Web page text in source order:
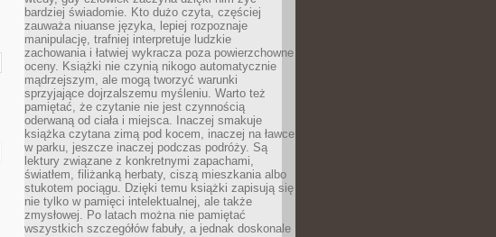
bardziej świadomie. Kto dużo czyta, częściej
zauważa niuanse języka, lepiej rozpoznaje
manipulację, trafniej interpretuje ludzkie
zachowania i łatwiej wykracza poza powierzchowne
oceny. Książki nie czynią nikogo automatycznie
mądrzejszym, ale mogą tworzyć warunki
sprzyjające dojrzalszemu myśleniu. Warto też
pamiętać, że czytanie nie jest czynnością
oderwaną od ciała i miejsca. Inaczej smakuje
książka czytana zimą pod kocem, inaczej na ławce
w parku, jeszcze inaczej podczas podróży. Są
lektury związane z konkretnymi zapachami,
światłem, filiżanką herbaty, ciszą mieszkania albo
stukotem pociągu. Dzięki temu książki zapisują się
nie tylko w pamięci intelektualnej, ale także
zmysłowej. Po latach można nie pamiętać
wszystkich szczegółów fabuły, a jednak doskonale